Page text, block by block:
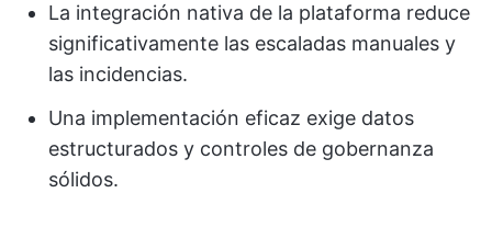
La integración nativa de la plataforma reduce
significativamente las escaladas manuales y
las incidencias.
Una implementación eficaz exige datos
estructurados y controles de gobernanza
sólidos.